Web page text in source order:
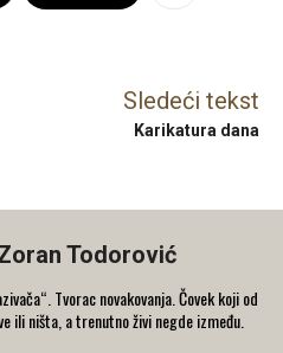
Sledeći tekst
Karikatura dana
Todorović
Tvorac novakovanja. Čovek koji od
ili ništa, a trenutno živi negde između.